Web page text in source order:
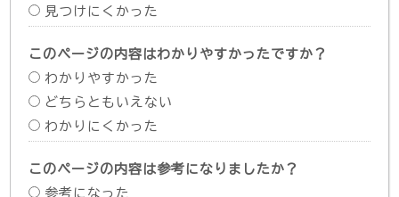
見つけにくかった
このページの内容はわかりやすかったですか？
わかりやすかった
どちらともいえない
わかりにくかった
このページの内容は参考になりましたか？
参考になった